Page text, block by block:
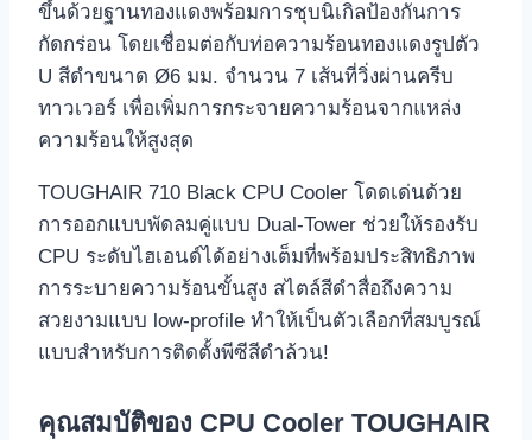
ขึ้นด้วยฐานทองแดงพร้อมการชุบนิเกิลป้องกันการ
กัดกร่อน โดยเชื่อมต่อกับท่อความร้อนทองแดงรูปตัว
U สีดำขนาด Ø6 มม. จำนวน 7 เส้นที่วิ่งผ่านครีบ
ทาวเวอร์ เพื่อเพิ่มการกระจายความร้อนจากแหล่ง
ความร้อนให้สูงสุด
TOUGHAIR 710 Black CPU Cooler โดดเด่นด้วย
การออกแบบพัดลมคู่แบบ Dual-Tower ช่วยให้รองรับ
CPU ระดับไฮเอนด์ได้อย่างเต็มที่พร้อมประสิทธิภาพ
การระบายความร้อนขั้นสูง สไตล์สีดำสื่อถึงความ
สวยงามแบบ low-profile ทำให้เป็นตัวเลือกที่สมบูรณ์
แบบสำหรับการติดตั้งพีซีสีดำล้วน!
คุณสมบัติของ CPU Cooler TOUGHAIR